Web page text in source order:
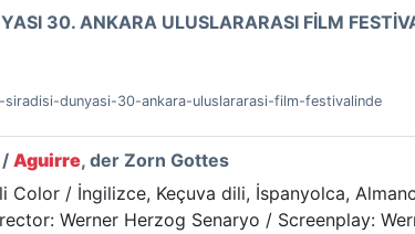
30. ANKARA ULUSLARARASI FİLM
dunyasi-30-ankara-uluslararasi-film-festivalinde
/ Aguirre, der Zorn Gottes
Color / İngilizce, Keçuva dili, İspanyolca,
Werner Herzog Senaryo / Screenplay: